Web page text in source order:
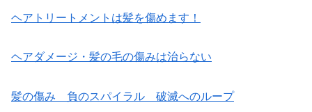
ヘアトリートメントは髪を傷めます！
ヘアダメージ・髪の毛の傷みは治らない
髪の傷み 負のスパイラル 破滅へのループ